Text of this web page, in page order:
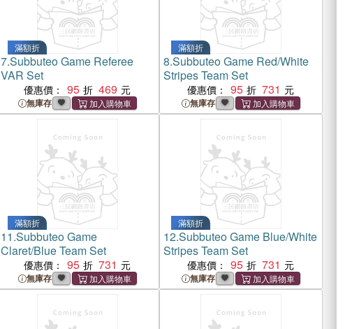
滿額折
7.Subbuteo Game Referee
VAR Set
優惠價： 95 469
無庫存
滿額折
8.Subbuteo Game Red/White
Stripes Team Set
優惠價： 95 731
無庫存
滿額折
11.Subbuteo Game
Claret/Blue Team Set
優惠價： 95 731
無庫存
滿額折
12.Subbuteo Game Blue/White
Stripes Team Set
優惠價： 95 731
無庫存